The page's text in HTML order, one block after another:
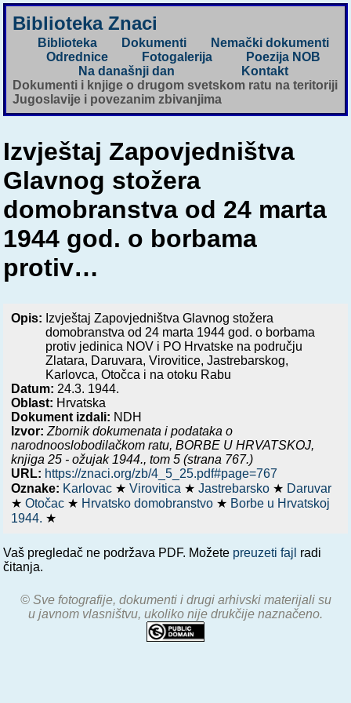
Biblioteka Znaci
Biblioteka Dokumenti
Nemački dokumenti
Odrednice
Fotogalerija
Poezija NOB
Na današnji dan
Kontakt
Dokumenti i knjige o drugom svetskom ratu na teritoriji
Jugoslavije i povezanim zbivanjima
Izvještaj Zapovjedništva
Glavnog stožera
domobranstva od 24 marta
1944 god. o borbama
protiv…
Opis: Izvještaj Zapovjedništva Glavnog stožera
domobranstva od 24 marta 1944 god. o borbama
protiv jedinica NOV i PO Hrvatske na području
Zlatara, Daruvara, Virovitice, Jastrebarskog,
Karlovca, Otočca i na otoku Rabu
Datum: 24.3. 1944.
Oblast: Hrvatska
Dokument izdali: NDH
Izvor: Zbornik dokumenata i podataka o
narodnooslobodilačkom ratu,BORBE U HRVATSKOJ,
knjiga 25 - ožujak 1944., tom 5 (strana 767.)
URL: https://znaci.org/zb/4_5_25.pdf#page=767
Oznake: Karlovac ★Virovitica ★Jastrebarsko ★ Daruvar
★Otočac ★ Hrvatsko domobranstvo ★ Borbe u Hrvatskoj
1944. ★
Vaš pregledač ne podržava PDF. Možete preuzeti fajl radi
čitanja.
© Sve fotografije, dokumenti i drugi arhivski materijali su
u javnom vlasništvu, ukoliko nije drukčije naznačeno.